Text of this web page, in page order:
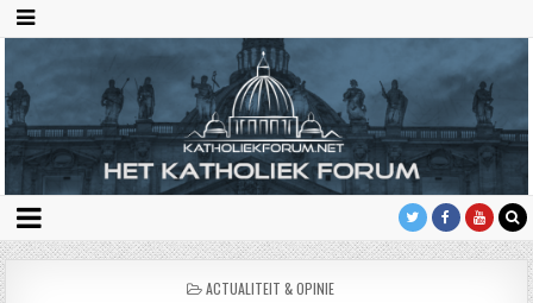
GEPLAATST
ACTUALITEIT & OPINIE